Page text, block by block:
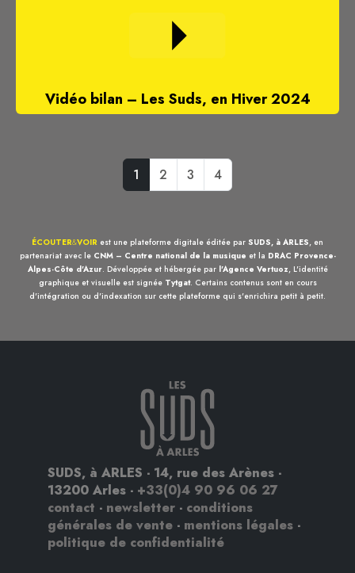
Vidéo bilan – Les Suds, en Hiver 2024
1 2 3 4
ÉCOUTER&VOIR est une plateforme digitale éditée par SUDS, à ARLES, en
partenariat avec le CNM – Centre national de la musique et la DRAC Provence-
Alpes-Côte d'Azur. Développée et hébergée par l'Agence Vertuoz, L'identité
graphique et visuelle est signée Tytgat. Certains contenus sont en cours
d'intégration ou d'indexation sur cette plateforme qui s'enrichira petit à petit.
SUDS, à ARLES - 14, rue des Arènes -
13200 Arles - +33(0)4 90 96 06 27
contact - newsletter - conditions
générales de vente - mentions légales -
politique de confidentialité